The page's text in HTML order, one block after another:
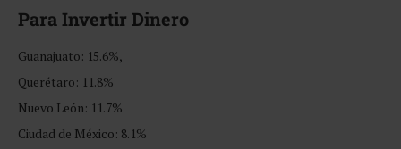
Para Invertir Dinero
Guanajuato: 15.6%,
Querétaro: 11.8%
Nuevo León: 11.7%
Ciudad de México: 8.1%